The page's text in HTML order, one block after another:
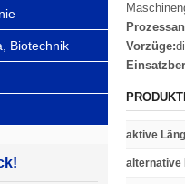
Vorzüge:
aktive
alternative
Biotechnik